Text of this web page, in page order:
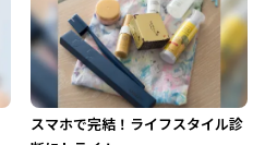
スマホで完結！ライフスタイル診